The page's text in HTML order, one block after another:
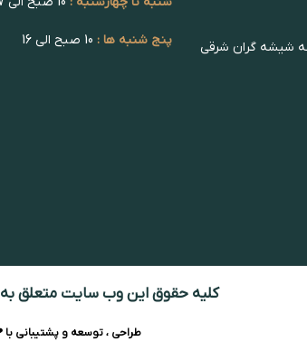
شیشه گران شرقی
پنج شنبه ها :
کلیه حقوق این وب سایت متعلق به ”
طراحی ، توسعه و پشتیبانی